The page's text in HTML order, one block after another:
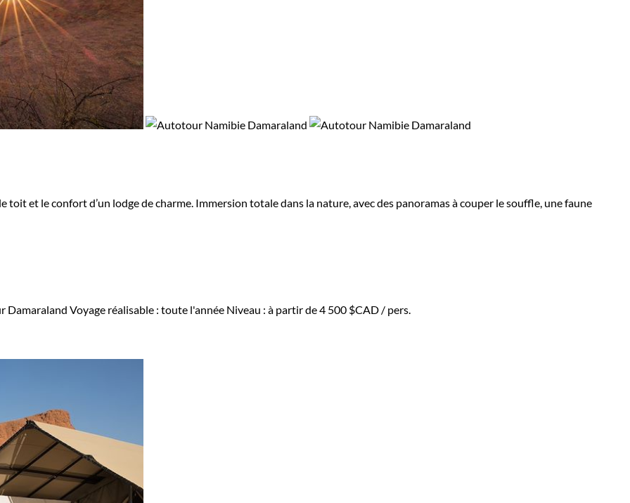
toit et le confort d’un lodge de charme. Immersion totale dans la nature, avec des panoramas à couper le souffle, une faune
Damaraland Voyage réalisable : toute l'année Niveau : à partir de4 500 $CAD / pers.